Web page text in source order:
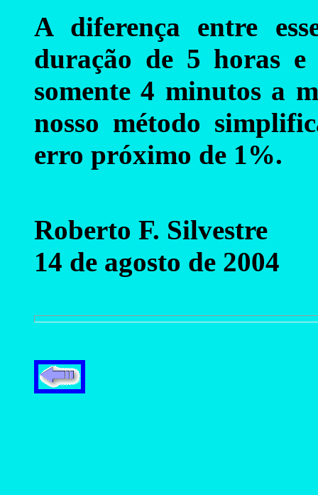
A diferença entre
duração de 5 horas
somente 4 minutos a
nosso método
erro próximo de 1%.
Roberto F. Silvestre
14 de agosto de 2004